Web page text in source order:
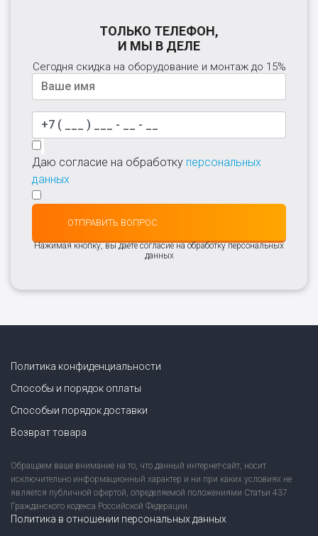
ТОЛЬКО ТЕЛЕФОН,
И МЫ В ДЕЛЕ
Сегодня скидка на оборудование и монтаж до 15%
Даю согласие на обработку персональных
данных
ОТПРАВИТЬ ВОПРОС
Нажимая кнопку, вы даете согласие на обработку персональных
данных
Политика конфиденциальности
Способы и порядок оплаты
Способыи порядок доставки
Возврат товара
Обращаем ваше внимание на то, что данный интернет-сайт, носит
исключительно информационный характер и ни при каких условиях не
является публичной офертой, определяемой положениями Статьи 437
Гражданского кодекса Российской Федерации.
Политика в отношении персональных данных